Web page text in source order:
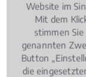
Regel am
sich
Website im
Mit dem
stimmen
genannten
Button
die